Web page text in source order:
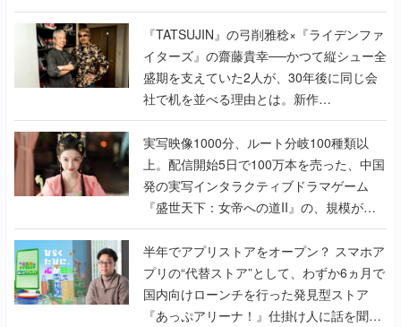
で作り込まれた理由を両ディレクターに聞
く
『TATSUJIN』の弓削雅稔×『ライデンファ
イターズ』の齋藤貴幸──かつて縦シュー全
盛期を支えていた2人が、30年後に同じ会
社で机を並べる理由とは。新作
『TATSUJIN EXTREME』で初タッグを組
んだレジェンド2人に訊く開発秘話
実写映像1000分、ルート分岐100種類以
上。配信開始5日で100万本を売った、中国
発の実写インタラクティブドラマゲーム
『盛世天下：女帝への道II』の、規模が違
うこだわりをプロデューサーに聞いた
半年でアプリストアをオープン？ スマホア
プリの“代替ストア”として、わずか6ヵ月で
国内向けローンチを行った発見型ストア
『あっぷアリーナ！』仕掛け人に話を聞い